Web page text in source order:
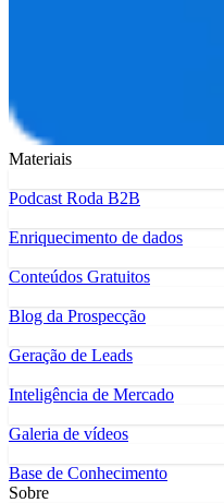
Materiais
Podcast Roda B2B
Enriquecimento de dados
Conteúdos Gratuitos
Blog da Prospecção
Geração de Leads
Inteligência de Mercado
Galeria de vídeos
Base de Conhecimento
Sobre